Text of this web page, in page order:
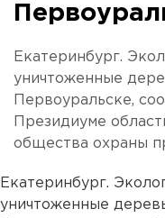
Екатеринбург.
уничтоженные
Первоуральске,
Президиуме
общества охраны
Екатеринбург.
уничтоженные